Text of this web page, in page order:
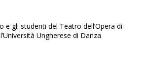
e gli studenti del Teatro dell’Opera di
Ungherese di Danza